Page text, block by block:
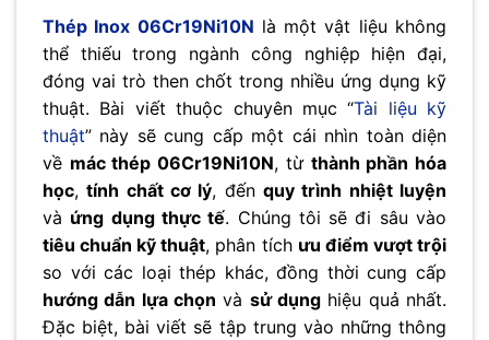
Thép Inox 06Cr19Ni10N là một vật liệu không
thể thiếu trong ngành công nghiệp hiện đại,
đóng vai trò then chốt trong nhiều ứng dụng kỹ
thuật. Bài viết thuộc chuyên mục “Tài liệu kỹ
thuật” này sẽ cung cấp một cái nhìn toàn diện
về mác thép 06Cr19Ni10N, từ thành phần hóa
học,tính chất cơ lý, đếnquy trình nhiệt luyện
và ứng dụng thực tế. Chúng tôi sẽ đi sâu vào
tiêu chuẩn kỹ thuật, phân tích ưu điểm vượt trội
so với các loại thép khác, đồng thời cung cấp
hướng dẫn lựa chọn và sử dụng hiệu quả nhất.
Đặc biệt, bài viết sẽ tập trung vào những thông